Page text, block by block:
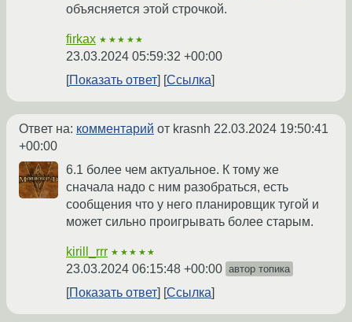
объясняется этой строчкой.
firkax ★★★★★
23.03.2024 05:59:32 +00:00
Показать ответ
Ссылка
Ответ на: комментарий от krasnh 22.03.2024 19:50:41
+00:00
6.1 более чем актуальное. К тому же
сначала надо с ним разобраться, есть
сообщения что у него планировщик тугой и
может сильно проигрывать более старым.
kirill_rrr ★★★★★
23.03.2024 06:15:48 +00:00 автор топика
Показать ответ Ссылка